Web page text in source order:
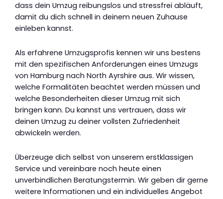
dass dein Umzug reibungslos und stressfrei abläuft,
damit du dich schnell in deinem neuen Zuhause
einleben kannst.
Als erfahrene Umzugsprofis kennen wir uns bestens
mit den spezifischen Anforderungen eines Umzugs
von Hamburg nach North Ayrshire aus. Wir wissen,
welche Formalitäten beachtet werden müssen und
welche Besonderheiten dieser Umzug mit sich
bringen kann. Du kannst uns vertrauen, dass wir
deinen Umzug zu deiner vollsten Zufriedenheit
abwickeln werden.
Überzeuge dich selbst von unserem erstklassigen
Service und vereinbare noch heute einen
unverbindlichen Beratungstermin. Wir geben dir gerne
weitere Informationen und ein individuelles Angebot